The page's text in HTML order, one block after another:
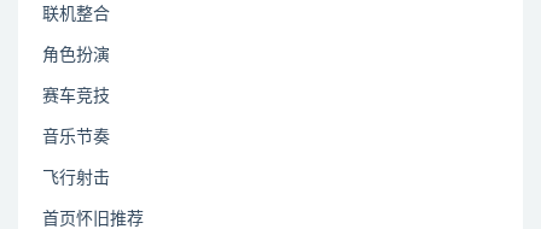
联机整合
角色扮演
赛车竞技
音乐节奏
飞行射击
首页怀旧推荐